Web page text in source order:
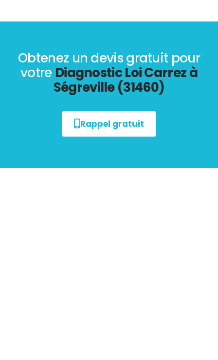
Obtenez un devis gratuit pour
votre Diagnostic Loi Carrez à
Ségreville (31460)
Rappel gratuit